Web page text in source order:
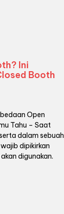
Ini
Booth
Open
Tahu – Saat
dalam sebuah
dipikirkan
digunakan.